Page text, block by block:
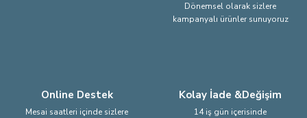
Dönemsel olarak sizlere
kampanyalı ürünler sunuyoruz
Online Destek
Mesai saatleri içinde sizlere
Kolay İade &Değişim
14 iş gün içerisinde